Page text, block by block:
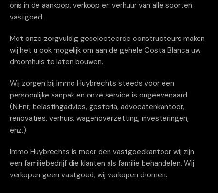
ons in de aankoop, verkoop en verhuur van alle soorten
vastgoed.
Met onze zorgvuldig geselecteerde constructeurs maken
wij het u ook mogelijk om aan de gehele Costa Blanca uw
droomhuis te laten bouwen.
Wij zorgen bij Immo Huybrechts steeds voor een
persoonlijke aanpak en onze service is ongeëvenaard
(NIEnr, belastingadvies, gestoria, advocatenkantoor,
renovaties, verhuis, wagenoverzetting, investeringen,
enz.).
Immo Huybrechts is meer den vastgoedkantoor wij zijn
een familiebedrijf die klanten als familie behandelen. Wij
verkopen geen vastgoed, wij verkopen dromen.